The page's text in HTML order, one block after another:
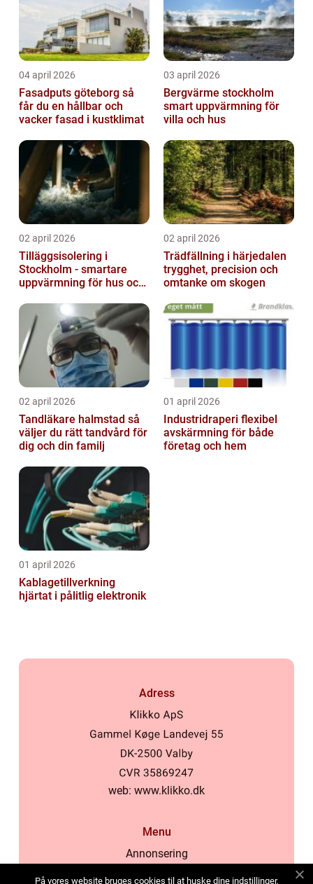
04 april 2026
Fasadputs göteborg så
får du en hållbar och
vacker fasad i kustklimat
03 april 2026
Bergvärme stockholm
smart uppvärmning för
villa och hus
02 april 2026
Tilläggsisolering i
Stockholm - smartare
uppvärmning för hus och
02 april 2026
Trädfällning i härjedalen
trygghet, precision och
omtanke om skogen
02 april 2026
Tandläkare halmstad så
väljer du rätt tandvård för
dig och din familj
01 april 2026
Industridraperi flexibel
avskärmning för både
företag och hem
01 april 2026
Kablagetillverkning
hjärtat i pålitlig elektronik
Adress
web: www.klikko.dk
Menu
Annonsering
På vores website bruges cookies til at huske dine indstillinger,